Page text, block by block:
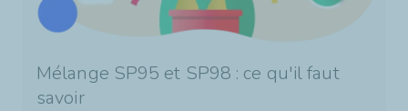
Mélange SP95 et SP98 : ce qu'il faut
savoir